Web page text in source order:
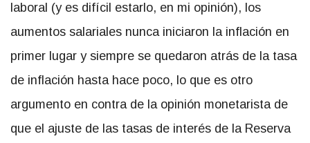
laboral (y es difícil estarlo, en mi opinión), los
aumentos salariales nunca iniciaron la inflación en
primer lugar y siempre se quedaron atrás de la tasa
de inflación hasta hace poco, lo que es otro
argumento en contra de la opinión monetarista de
que el ajuste de las tasas de interés de la Reserva